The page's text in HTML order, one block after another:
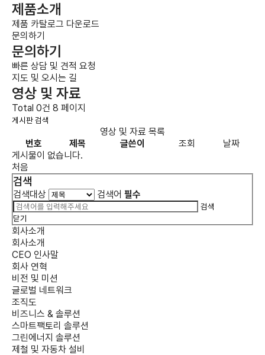
제품소개
제품 카탈로그 다운로드
문의하기
문의하기
빠른 상담 및 견적 요청
지도 및 오시는 길
영상 및 자료
Total 0건 8 페이지
게시판 검색
영상 및 자료 목록
번호
제목 글쓴이 조회
날짜
게시물이 없습니다.
처음
검색
검색대상 검색어 필수
검색
닫기
회사소개
회사소개
CEO 인사말
회사 연혁
비전 및 미션
글로벌 네트워크
조직도
비즈니스 & 솔루션
스마트팩토리 솔루션
그린에너지 솔루션
제철 및 자동차 설비